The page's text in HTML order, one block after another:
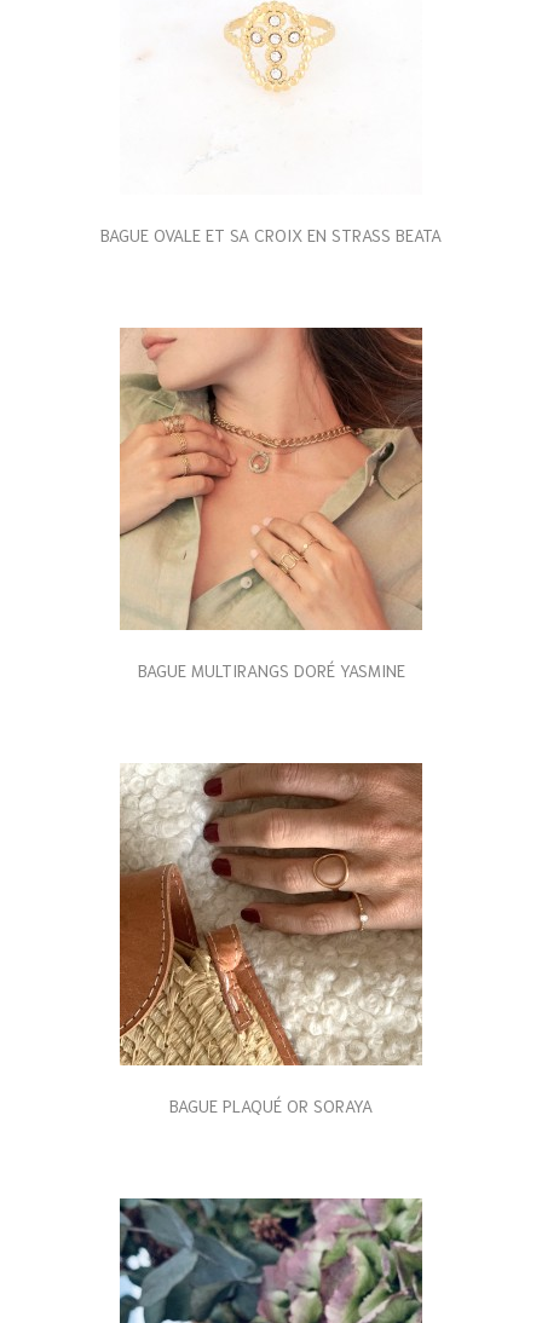
BAGUE OVALE ET SA CROIX EN STRASS BEATA
BAGUE MULTIRANGS DORÉ YASMINE
BAGUE PLAQUÉ OR SORAYA